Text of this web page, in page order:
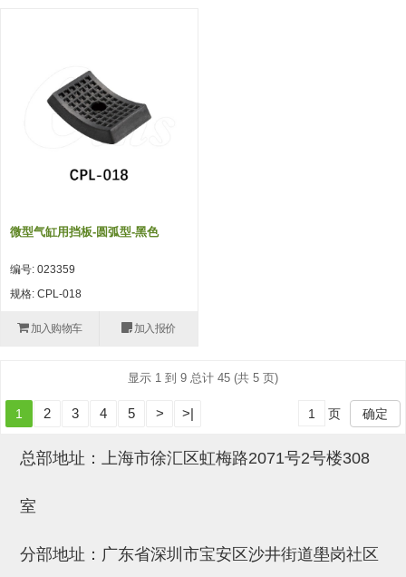
微型气缸用挡板-圆弧型-黑色
编号: 023359
规格: CPL-018
加入购物车 加入报价
显示 1 到 9 总计 45 (共 5 页)
1 2 3 4 5 > >| 页 确定
总部地址：上海市徐汇区虹梅路2071号2号楼308
室
分部地址：广东省深圳市宝安区沙井街道壆岗社区
电源通信10单元 (4)
吸盘(附EP海绵)
吸盘用配件(EP海绵、静电消除
带金具吸盘(扁平真空式)
带金具吸盘(长圆式)
带金具吸盘(波纹管式1.5段)
带金具吸盘(波纹管式2.5段)
交换用吸盘
吸着金具(细微型、微型)
吸着金具(附保持机能)